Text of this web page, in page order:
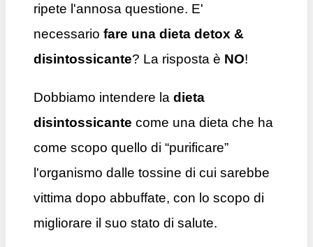
ripete l'annosa questione. E'
necessario fare una dieta detox &
disintossicante? La risposta è NO!
Dobbiamo intendere la dieta
disintossicante come una dieta che ha
come scopo quello di “purificare”
l'organismo dalle tossine di cui sarebbe
vittima dopo abbuffate, con lo scopo di
migliorare il suo stato di salute.